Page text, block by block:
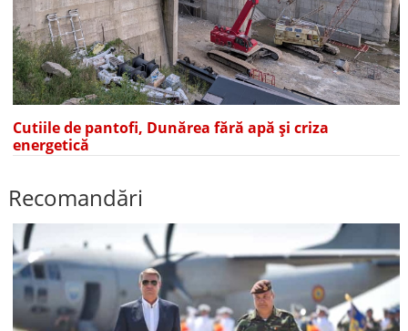
Cutiile de pantofi, Dunărea fără apă și criza
energetică
Recomandări